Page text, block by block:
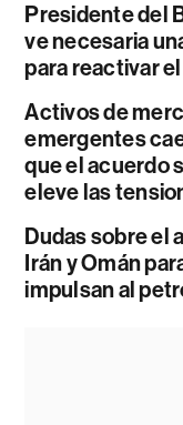
Presidente del
ve necesaria
para reactivar
Activos de
emergentes
que el acuerdo
eleve las
Dudas sobre el
Irán y Omán
impulsan al